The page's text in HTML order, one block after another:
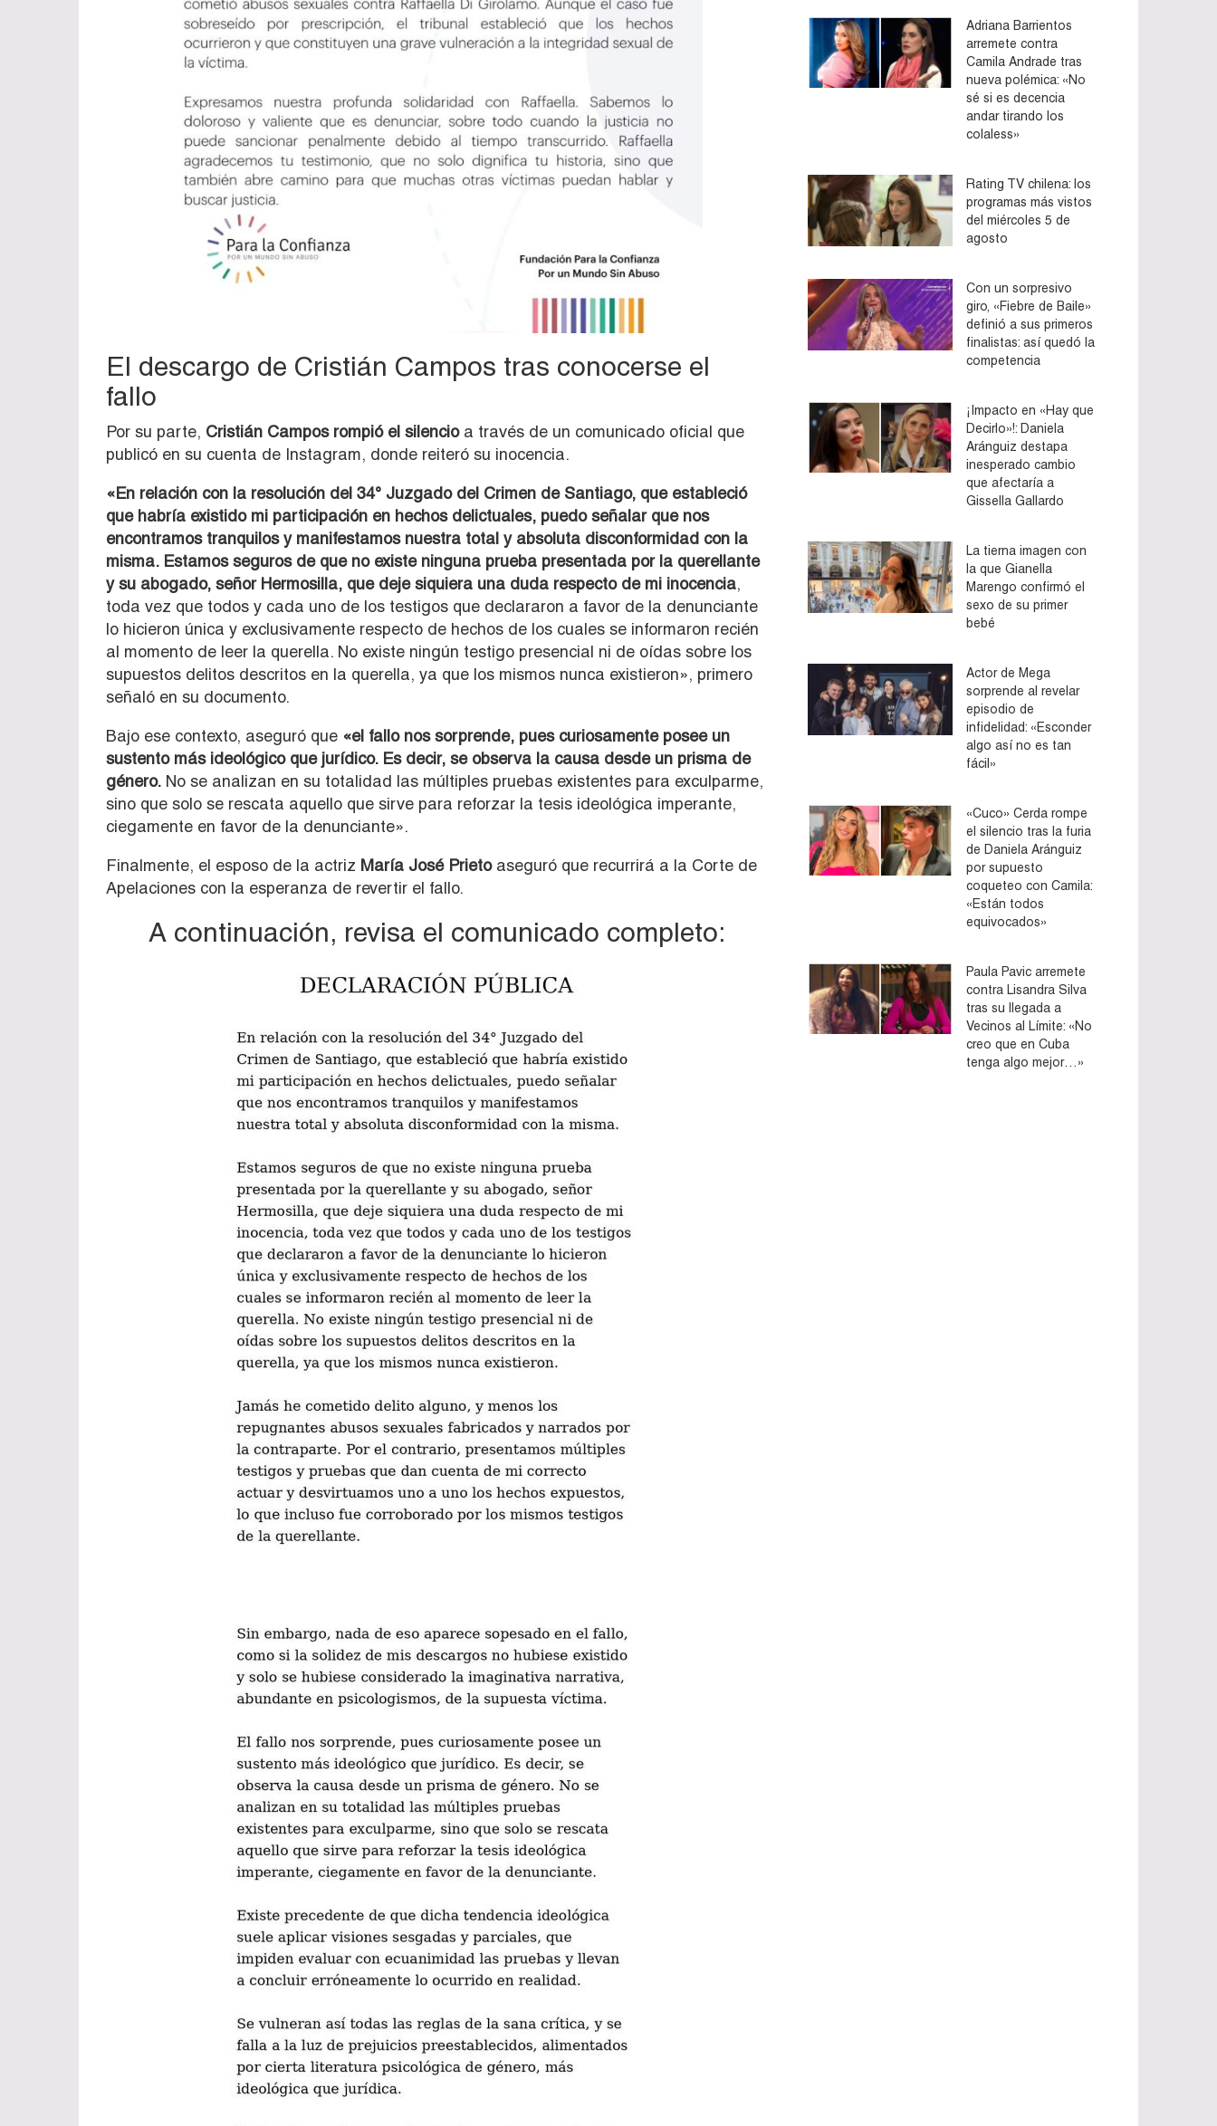
El descargo de Cristián Campos tras conocerse el
fallo
Por su parte, Cristián Campos rompió el silencioa través de un comunicado oficial que
publicó en su cuenta de Instagram, donde reiteró su inocencia.
«En relación con la resolución del 34° Juzgado del Crimen de Santiago, que estableció
que habría existido mi participación en hechos delictuales, puedo señalar que nos
encontramos tranquilos y manifestamos nuestra total y absoluta disconformidad con la
misma. Estamos seguros de que no existe ninguna prueba presentada por la querellante
y su abogado, señor Hermosilla, que deje siquiera una duda respecto de mi inocencia,
toda vez que todos y cada uno de los testigos que declararon a favor de la denunciante
lo hicieron única y exclusivamente respecto de hechos de los cuales se informaron recién
al momento de leer la querella. No existe ningún testigo presencial ni de oídas sobre los
supuestos delitos descritos en la querella, ya que los mismos nunca existieron», primero
señaló en su documento.
Bajo ese contexto, aseguró que «el fallo nos sorprende, pues curiosamente posee un
sustento más ideológico que jurídico. Es decir, se observa la causa desde un prisma de
género. No se analizan en su totalidad las múltiples pruebas existentes para exculparme,
sino que solo se rescata aquello que sirve para reforzar la tesis ideológica imperante,
ciegamente en favor de la denunciante».
Finalmente, el esposo de la actriz María José Prietoaseguró que recurrirá a la Corte de
Apelaciones con la esperanza de revertir el fallo.
A continuación, revisa el comunicado completo:
Adriana Barrientos
arremete contra
Camila Andrade tras
nueva polémica: «No
sé si es decencia
andar tirando los
colaless»
Rating TV chilena: los
programas más vistos
del miércoles 5 de
agosto
Con un sorpresivo
giro, «Fiebre de Baile»
definió a sus primeros
finalistas: así quedó la
competencia
¡Impacto en «Hay que
Decirlo»!: Daniela
Aránguiz destapa
inesperado cambio
que afectaría a
Gissella Gallardo
La tierna imagen con
la que Gianella
Marengo confirmó el
sexo de su primer
bebé
Actor de Mega
sorprende al revelar
episodio de
infidelidad: «Esconder
algo así no es tan
fácil»
«Cuco» Cerda rompe
el silencio tras la furia
de Daniela Aránguiz
por supuesto
coqueteo con Camila:
«Están todos
equivocados»
Paula Pavic arremete
contra Lisandra Silva
tras su llegada a
Vecinos al Límite: «No
creo que en Cuba
tenga algo mejor…»